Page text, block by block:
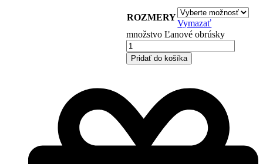
ROZMERY
Vymazať
množstvo Ľanové obrúsky
Pridať do košíka